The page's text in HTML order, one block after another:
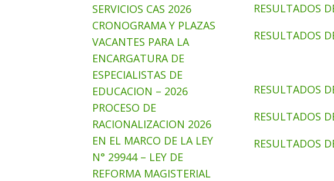
RESULTADOS
RESULTADOS
RESULTADOS
RESULTADOS
RESULTADOS
SERVICIOS CAS 2026
CRONOGRAMA Y PLAZAS
VACANTES PARA LA
ENCARGATURA DE
ESPECIALISTAS DE
EDUCACION – 2026
PROCESO DE
RACIONALIZACION 2026
EN EL MARCO DE LA LEY
N° 29944 – LEY DE
REFORMA MAGISTERIAL